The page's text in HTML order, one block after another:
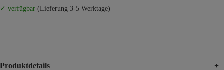
✓ verfügbar (Lieferung 3-5 Werktage)
Produktdetails +